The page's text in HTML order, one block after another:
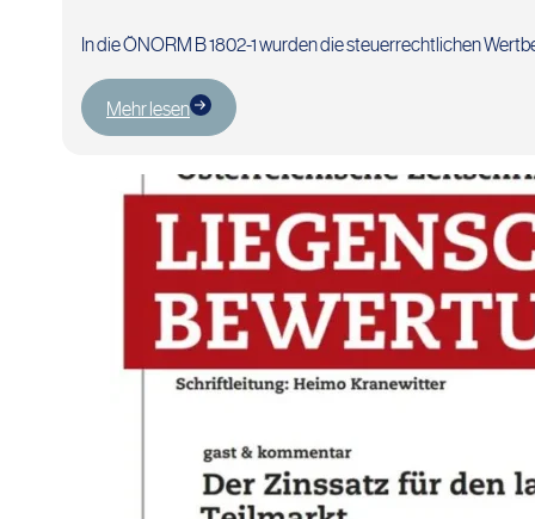
In die ÖNORM B 1802-1 wurden die steuerrechtlichen
Mehr lesen